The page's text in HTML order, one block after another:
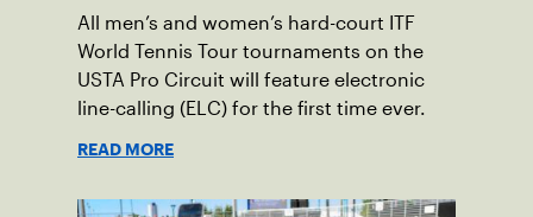
All men’s and women’s hard-court ITF
World Tennis Tour tournaments on the
USTA Pro Circuit will feature electronic
line-calling (ELC) for the first time ever.
READ MORE